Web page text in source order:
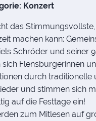
Konzert
das
machen kann:
Schröder und seiner
sich Flensburgerinnen
durch traditionelle
und stimmen sich
auf die Festtage ein!
zum Mitlesen auf